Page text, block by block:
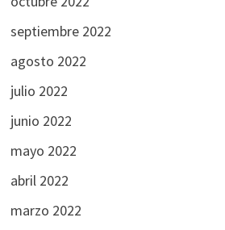
septiembre 2022
agosto 2022
julio 2022
junio 2022
mayo 2022
abril 2022
marzo 2022